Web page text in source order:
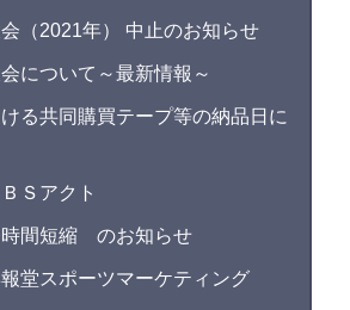
（2021年） 中止のお知らせ
について～最新情報～
る共同購買テープ等の納品日に
Ｓアクト
時間短縮 のお知らせ
堂スポーツマーケティング